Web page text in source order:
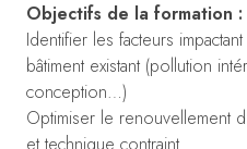
Objectifs de la formation :
Identifier les facteurs
bâtiment existant (pollution
conception…)
Optimiser le renouvellement